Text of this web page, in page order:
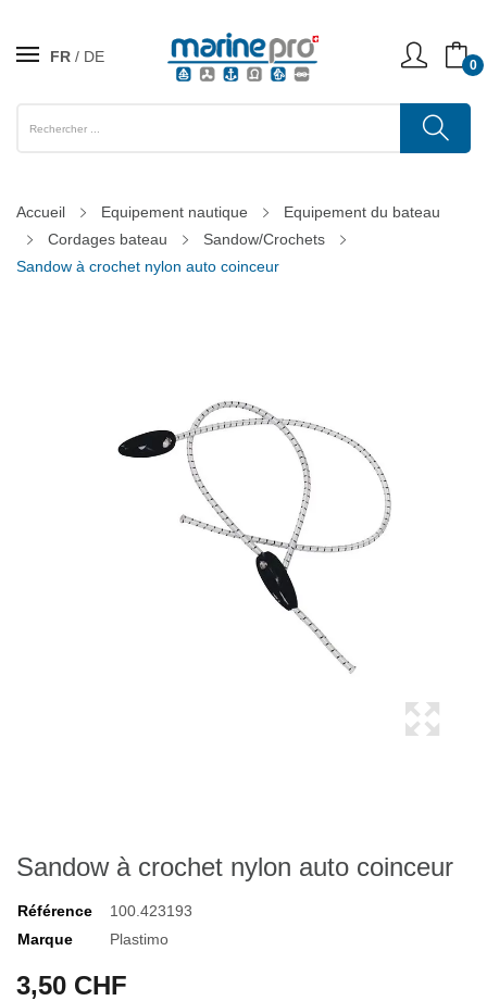
FR DE 0
Accueil Equipement nautique
Equipement du bateau
Cordages bateau
Sandow/Crochets
Sandow à crochet nylon auto coinceur
Sandow à crochet nylon auto coinceur
Référence
100.423193
Marque
Plastimo
3,50 CHF